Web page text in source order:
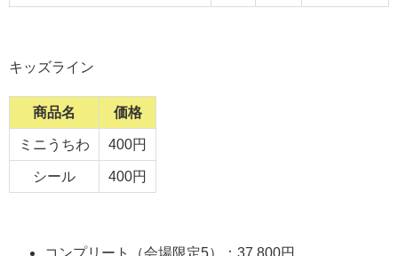
キッズライン
商品名 価格
ミニうちわ 400円
シール 400円
コンプリート（会場限定5）：37,800円